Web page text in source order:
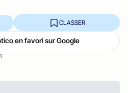
CLASSER
en favori sur Google